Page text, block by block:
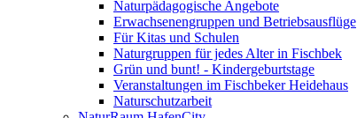
Naturpädagogische Angebote
Erwachsenengruppen und Betriebsausflüge
Für Kitas und Schulen
Naturgruppen für jedes Alter in Fischbek
Grün und bunt! - Kindergeburtstage
Veranstaltungen im Fischbeker Heidehaus
Naturschutzarbeit